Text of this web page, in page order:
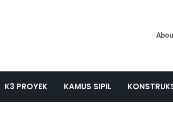
K3 PROYEK KAMUS SIPIL